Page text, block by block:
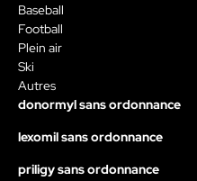
Baseball
Football
Plein air
Ski
Autres
donormyl sans ordonnance
lexomil sans ordonnance
priligy sans ordonnance